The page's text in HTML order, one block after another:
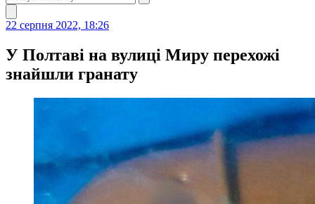
22 серпня 2022, 18:26
У Полтаві на вулиці Миру перехожі
знайшли гранату